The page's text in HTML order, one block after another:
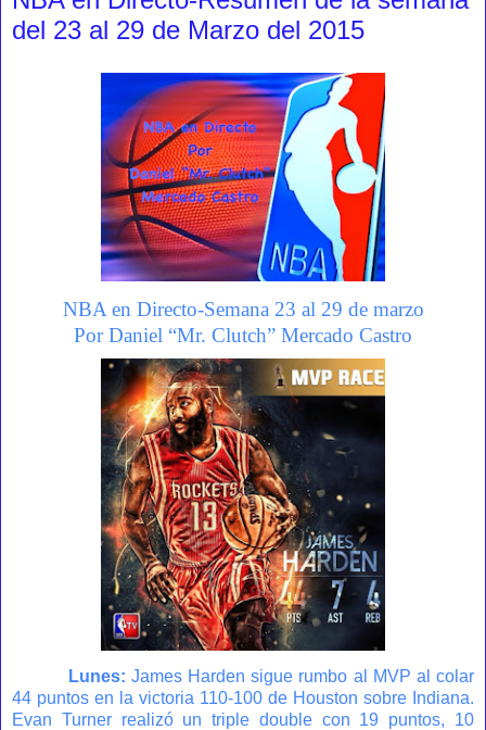
del 23 al 29 de Marzo del 2015
NBA en Directo-Semana 23 al 29 de marzo
Por Daniel “Mr. Clutch” Mercado Castro
Lunes: James Harden sigue rumbo al MVP al colar
44 puntos en la victoria 110-100 de Houston sobre Indiana.
Evan Turner realizó un triple double con 19 puntos, 10